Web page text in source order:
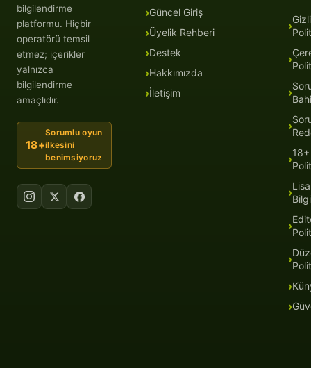
bilgilendirme
platformu. Hiçbir
operatörü temsil
etmez; içerikler
yalnızca
bilgilendirme
amaçlıdır.
18+
Sorumlu oyun
ilkesini
benimsiyoruz
Güncel Giriş
Üyelik Rehberi
Destek
Hakkımızda
İletişim